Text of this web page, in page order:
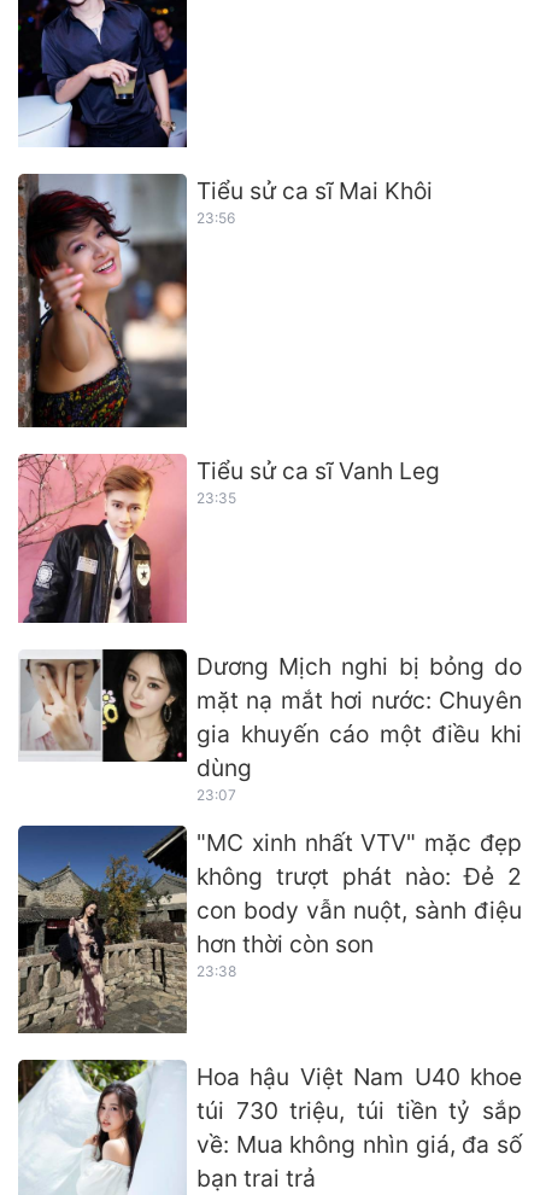
Tiểu sử ca sĩ Mai Khôi
23:56
Tiểu sử ca sĩ Vanh Leg
23:35
Dương Mịch nghi bị bỏng do
mặt nạ mắt hơi nước: Chuyên
gia khuyến cáo một điều khi
dùng
23:07
"MC xinh nhất VTV" mặc đẹp
không trượt phát nào: Đẻ 2
con body vẫn nuột, sành điệu
hơn thời còn son
23:38
Hoa hậu Việt Nam U40 khoe
túi 730 triệu, túi tiền tỷ sắp
về: Mua không nhìn giá, đa số
bạn trai trả